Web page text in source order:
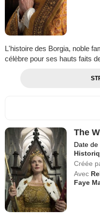
L'histoire des Borgia, noble
célèbre pour ses hauts faits
The
Date
Créée
Avec
Faye